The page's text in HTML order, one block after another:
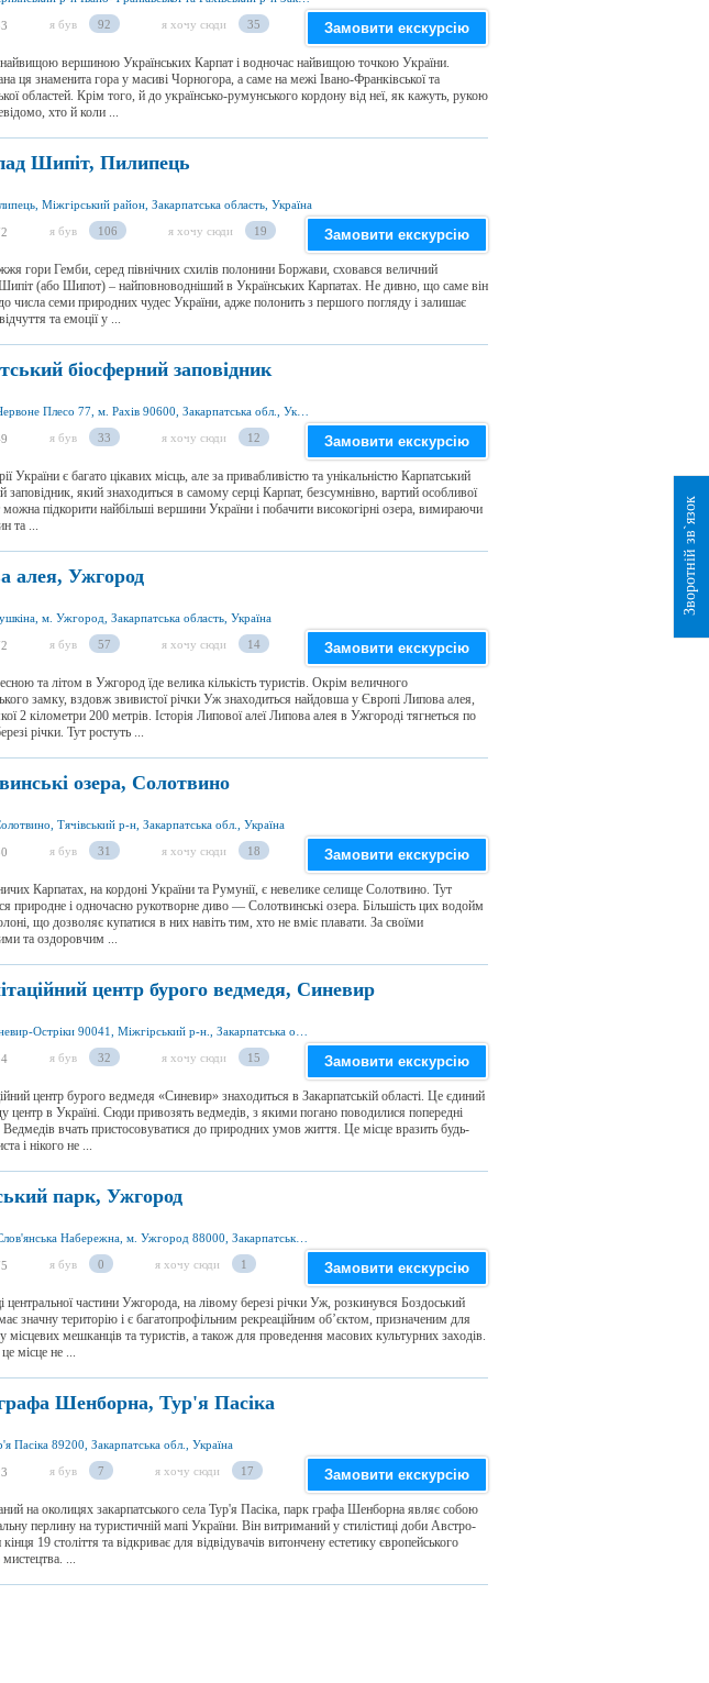
я був 92 я хочу сюди 35 Замовити екскурсію
вершиною Українських Карпат і водночас найвищою точкою України.
ця знаменита гора у масиві Чорногора, а саме на межі Івано-Франківської та
областей. Крім того, й до українсько-румунського кордону від неї, як кажуть, рукою
хто й коли ...
Шипіт, Пилипець
Міжгірський район, Закарпатська область, Україна
я був 106 я хочу сюди 19 Замовити екскурсію
гори Гемби, серед північних схилів полонини Боржави, сховався величний
(або Шипот) – найповноводніший в Українських Карпатах. Не дивно, що саме він
числа семи природних чудес України, адже полонить з першого погляду і залишає
та емоції у ...
біосферний заповідник
я був 33 я хочу сюди 12 Замовити екскурсію
України є багато цікавих місць, але за привабливістю та унікальністю Карпатський
заповідник, який знаходиться в самому серці Карпат, безсумнівно, вартий особливої
можна підкорити найбільші вершини України і побачити високогірні озера, вимираючи
та ...
алея, Ужгород
м. Ужгород, Закарпатська область, Україна
я був 57 я хочу сюди 14 Замовити екскурсію
та літом в Ужгород їде велика кількість туристів. Окрім величного
замку, вздовж звивистої річки Уж знаходиться найдовша у Європі Липова алея,
2 кілометри 200 метрів. Історія Липової алеї Липова алея в Ужгороді тягнеться по
річки. Тут ростуть ...
озера, Солотвино
Тячівський р-н, Закарпатська обл., Україна
я був 31 я хочу сюди 18 Замовити екскурсію
Карпатах, на кордоні України та Румунії, є невелике селище Солотвино. Тут
природне і одночасно рукотворне диво — Солотвинські озера. Більшість цих водойм
що дозволяє купатися в них навіть тим, хто не вміє плавати. За своїми
та оздоровчим ...
центр бурого ведмедя, Синевир
я був 32 я хочу сюди 15 Замовити екскурсію
центр бурого ведмедя «Синевир» знаходиться в Закарпатській області. Це єдиний
центр в Україні. Сюди привозять ведмедів, з якими погано поводилися попередні
Ведмедів вчать пристосовуватися до природних умов життя. Це місце вразить будь-
і нікого не ...
парк, Ужгород
я був 0 я хочу сюди 1 Замовити екскурсію
центральної частини Ужгорода, на лівому березі річки Уж, розкинувся Боздоський
значну територію і є багатопрофільним рекреаційним об’єктом, призначеним для
місцевих мешканців та туристів, а також для проведення масових культурних заходів.
місце не ...
Шенборна, Тур'я Пасіка
Пасіка 89200, Закарпатська обл., Україна
я був 7 я хочу сюди 17 Замовити екскурсію
на околицях закарпатського села Тур'я Пасіка, парк графа Шенборна являє собою
перлину на туристичній мапі України. Він витриманий у стилістиці доби Австро-
19 століття та відкриває для відвідувачів витончену естетику європейського
...
Зворотній зв`язок